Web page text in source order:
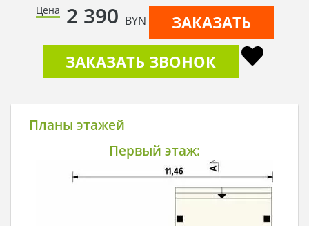
Цена 2 390 BYN
ЗАКАЗАТЬ
ЗАКАЗАТЬ ЗВОНОК
Планы этажей
Первый этаж: